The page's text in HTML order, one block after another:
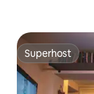
Superhost
Superhost